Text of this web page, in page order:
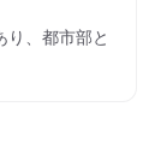
り、都市部と